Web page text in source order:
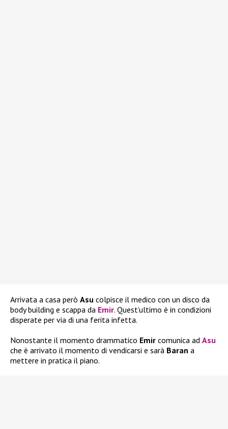
Arrivata a casa però Asu colpisce il medico con un disco da
body building e scappa da Emir. Quest’ultimo è in condizioni
disperate per via di una ferita infetta.
Nonostante il momento drammatico Emir comunica ad Asu
che è arrivato il momento di vendicarsi e sarà Baran a
mettere in pratica il piano.